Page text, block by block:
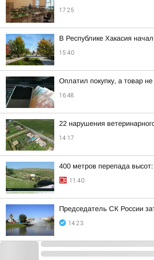
17:25
В Республике Хакасия
15:40
Оплатил покупку, а товар
16:48
22 нарушения
14:17
400 метров перепада
11:40
Председатель СК России
14:23